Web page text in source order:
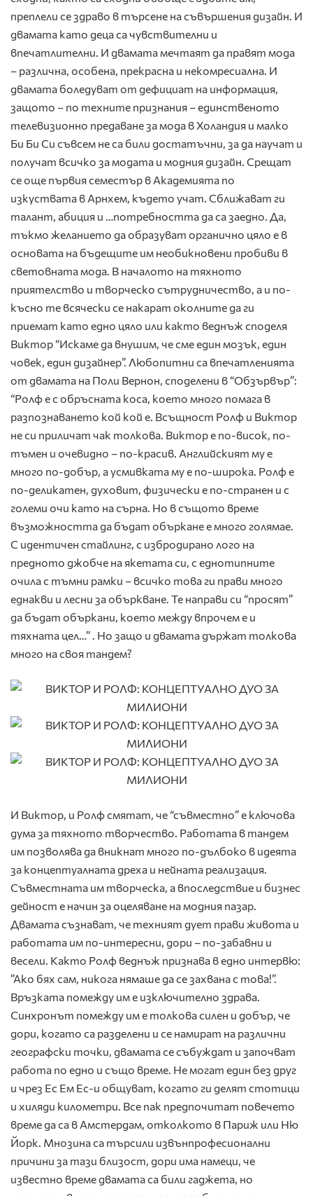
преплели се здраво в търсене на съвършения дизайн. И
двамата като деца са чувствителни и
впечатлителни. И двамата мечтаят да правят мода
– различна, особена, прекрасна и некомресиална. И
двамата боледуват от дефициат на информация,
защото – по техните признания – единственото
телевизионно предаване за мода в Холандия и малко
Би Би Си съвсем не са били достатъчни, за да научат и
получат всичко за модата и модния дизайн. Срещат
се още първия семестър в Академията по
изкуствата в Арнхем, където учат. Сближават ги
талант, абиция и …потребността да са заедно. Да,
тъкмо желанието да образуват органично цяло е в
основата на бъдещите им необикновени пробиви в
световната мода. В началото на тяхното
приятелство и творческо сътрудничество, а и по-
късно те всячески се накарат околните да ги
приемат като едно цяло или както веднъж споделя
Виктор “Искаме да внушим, че сме един мозък, един
човек, един дизайнер”. Любопитни са впечатленията
от двамата на Поли Вернон, споделени в “Обзървър”:
“Ролф е с обръсната коса, което много помага в
разпознаването кой кой е. Всъщност Ролф и Виктор
не си приличат чак толкова. Виктор е по-висок, по-
тъмен и очевидно – по-красив. Английският му е
много по-добър, а усмивката му е по-широка. Ролф е
по-деликатен, духовит, физически е по-странен и с
големи очи като на сърна. Но в същото време
възможността да бъдат объркане е много голямае.
С идентичен стайлинг, с избродирано лого на
предното джобче на якетата си, с еднотипните
очила с тъмни рамки – всичко това ги прави много
еднакви и лесни за объркване. Те направи си “просят”
да бъдат объркани, което между впрочем е и
тяхната цел…” . Но защо и двамата държат толкова
много на своя тандем?
И Виктор, и Ролф смятат, че “съвместно” е ключова
дума за тяхното творчество. Работата в тандем
им позволява да вникнат много по-дълбоко в идеята
за концептуалната дреха и нейната реализация.
Съвместната им творческа, а впоследствие и бизнес
дейност е начин за оцеляване на модния пазар.
Двамата съзнават, че техният дует прави живота и
работата им по-интересни, дори – по-забавни и
весели. Както Ролф веднъж признава в едно интервю:
”Ако бях сам, никога нямаше да се захвана с това!”.
Връзката помежду им е изключително здрава.
Синхронът помежду им е толкова силен и добър, че
дори, когато са разделени и се намират на различни
географски точки, двамата се събуждат и започват
работа по едно и също време. Не могат един без друг
и чрез Ес Ем Ес-и общуват, когато ги делят стотици
и хиляди километри. Все пак предпочитат повечето
време да са в Амстердам, отколкото в Париж или Ню
Йорк. Мнозина са търсили извънпрофесионални
причини за тази близост, дори има намеци, че
известно време двамата са били гаджета, но